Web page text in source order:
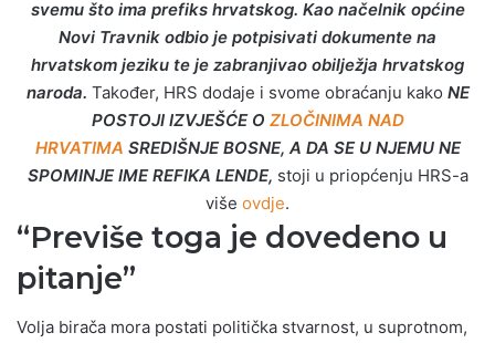
svemu što ima prefiks hrvatskog. Kao načelnik općine
Novi Travnik odbio je potpisivati dokumente na
hrvatskom jeziku te je zabranjivao obilježja hrvatskog
naroda. Također, HRS dodaje i svome obraćanju kako NE
POSTOJI IZVJEŠĆE O ZLOČINIMA NAD
HRVATIMA SREDIŠNJE BOSNE, A DA SE U NJEMU NE
SPOMINJE IME REFIKA LENDE, stoji u priopćenju HRS-a
više ovdje.
“Previše toga je dovedeno u
pitanje”
Volja birača mora postati politička stvarnost, u suprotnom,